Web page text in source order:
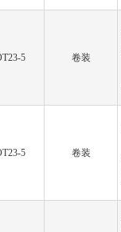
5 卷装
5 卷装